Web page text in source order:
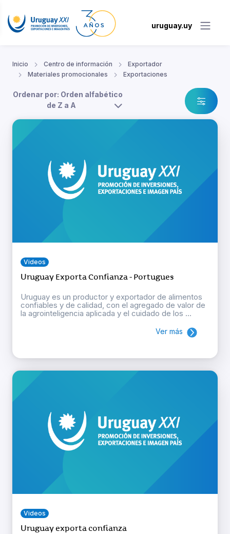
uruguay.uy
Inicio Centro de información
Exportador
Materiales promocionales
Exportaciones
Ordenar por: Orden alfabético
de Z a A
Videos
Uruguay Exporta Confianza - Portugues
Uruguay es un productor y exportador de alimentos
confiables y de calidad, con el agregado de valor de
la agrointeligencia aplicada y el cuidado de los ...
Ver más
Videos
Uruguay exporta confianza